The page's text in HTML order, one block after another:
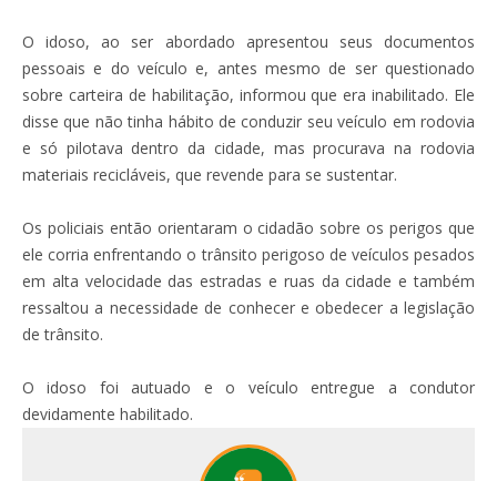
O idoso, ao ser abordado apresentou seus documentos
pessoais e do veículo e, antes mesmo de ser questionado
sobre carteira de habilitação, informou que era inabilitado. Ele
disse que não tinha hábito de conduzir seu veículo em rodovia
e só pilotava dentro da cidade, mas procurava na rodovia
materiais recicláveis, que revende para se sustentar.
Os policiais então orientaram o cidadão sobre os perigos que
ele corria enfrentando o trânsito perigoso de veículos pesados
em alta velocidade das estradas e ruas da cidade e também
ressaltou a necessidade de conhecer e obedecer a legislação
de trânsito.
O idoso foi autuado e o veículo entregue a condutor
devidamente habilitado.